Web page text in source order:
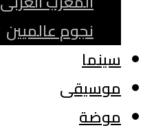
نجوم عالميين
سينما
موسيقى
موضة